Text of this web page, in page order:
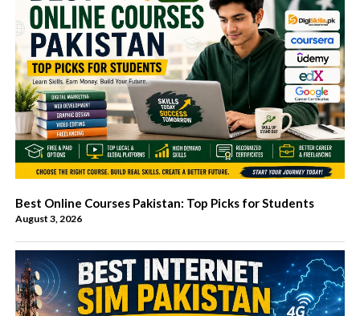
Best Online Courses Pakistan: Top Picks for Students
August 3, 2026